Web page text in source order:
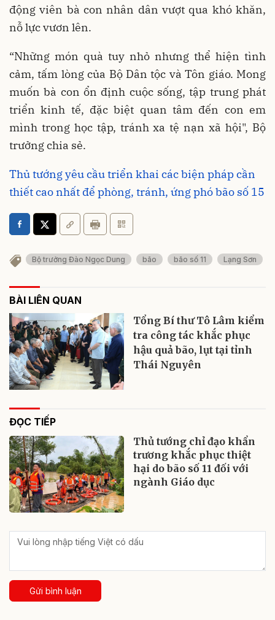
động viên bà con nhân dân vượt qua khó khăn,
nỗ lực vươn lên.
“Những món quà tuy nhỏ nhưng thể hiện tình
cảm, tấm lòng của Bộ Dân tộc và Tôn giáo. Mong
muốn bà con ổn định cuộc sống, tập trung phát
triển kinh tế, đặc biệt quan tâm đến con em
mình trong học tập, tránh xa tệ nạn xã hội", Bộ
trưởng chia sẻ.
Thủ tướng yêu cầu triển khai các biện pháp cần
thiết cao nhất để phòng, tránh, ứng phó bão số 15
Bộ trưởng Đào Ngọc Dung bão bão số 11 Lạng Sơn
BÀI LIÊN QUAN
Tổng Bí thư Tô Lâm kiểm
tra công tác khắc phục
hậu quả bão, lụt tại tỉnh
Thái Nguyên
ĐỌC TIẾP
Thủ tướng chỉ đạo khẩn
trương khắc phục thiệt
hại do bão số 11 đối với
ngành Giáo dục
Gửi bình luận